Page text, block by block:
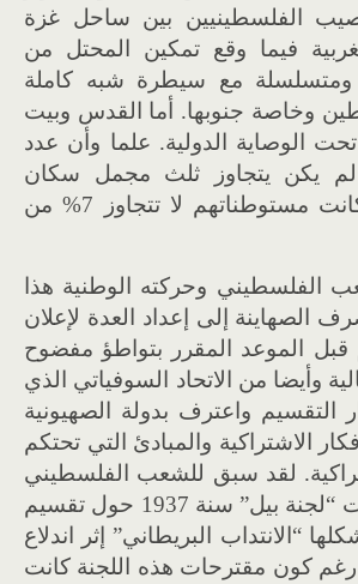
الفلسطينيين بين ساحل غزة
فيما وقع تمكين المحتل من
ومتسلسلة مع سيطرة شبه كاملة
وخاصة جنوبها.
أما القدس وبيت
الوصاية الدولية. علما وأن عدد
لم يكن يتجاوز ثلث مجمل سكان
مستوطناتهم لا تتجاوز 7%
من
الفلسطيني وحركته الوطنية هذا
الصهاينة إلى
عداد العدة لإعلان
قبل الموعد المقرر بتواطؤ مفضوح
وأيضا من الاتحاد السوفياتي الذي
واعترف بدولة الصهيونية
الاشتراكية والمبادئ التي تحتكم
. لقد سبق للشعب الفلسطيني
“لجنة بيل” سنة 1937 حول تقسيم
“ الانتداب البريطاني” إثر اندلاع
رغم كون مقترحات هذه اللجنة كانت